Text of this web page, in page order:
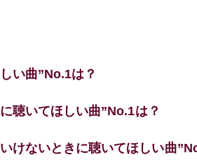
い曲”No.1は？
聴いてほしい曲”No.1は？
けないときに聴いてほしい曲